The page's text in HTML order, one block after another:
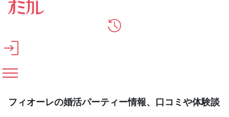
メインコンテンツへスキップ
フィオーレの婚活パーティー情報、口コミや体験談